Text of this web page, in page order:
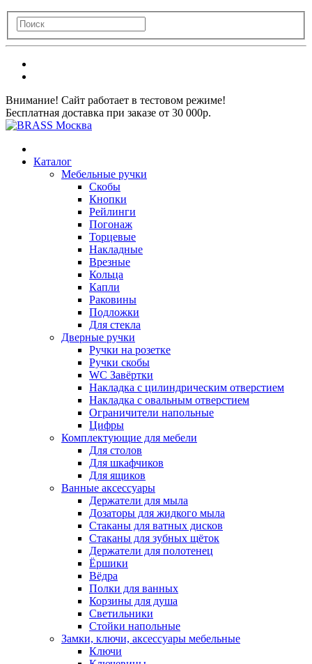
Внимание! Сайт работает в тестовом режиме!
Бесплатная доставка при заказе от 30 000р.
Каталог
Мебельные ручки
Скобы
Кнопки
Рейлинги
Погонаж
Торцевые
Накладные
Врезные
Кольца
Капли
Раковины
Подложки
Для стекла
Дверные ручки
Ручки на розетке
Ручки скобы
WC Завёртки
Накладка с цилиндрическим отверстием
Накладка с овальным отверстием
Ограничители напольные
Цифры
Комплектующие для мебели
Для столов
Для шкафчиков
Для ящиков
Ванные аксессуары
Держатели для мыла
Дозаторы для жидкого мыла
Стаканы для ватных дисков
Стаканы для зубных щёток
Держатели для полотенец
Ёршики
Вёдра
Полки для ванных
Корзины для душа
Светильники
Стойки напольные
Замки, ключи, аксессуары мебельные
Ключи